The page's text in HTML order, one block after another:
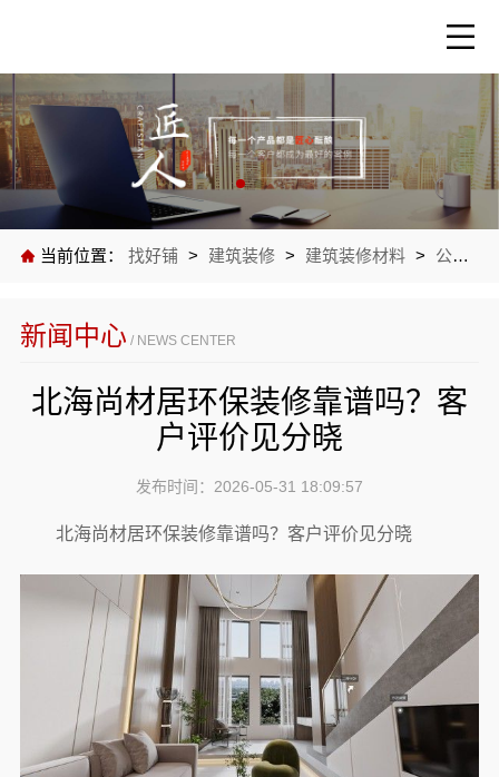
当前位置： 找好铺 > 建筑装修 > 建筑装修材料 > 公司新闻
新闻中心 / NEWS CENTER
北海尚材居环保装修靠谱吗？客
户评价见分晓
发布时间：2026-05-31 18:09:57
北海尚材居环保装修靠谱吗？客户评价见分晓